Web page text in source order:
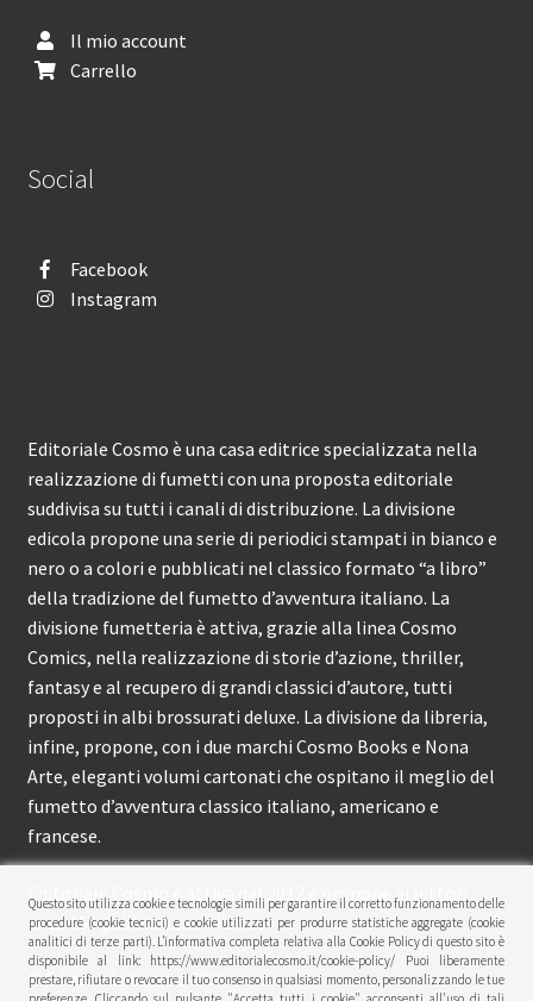
Il mio account
Carrello
Social
Facebook
Instagram
Editoriale Cosmo è una casa editrice specializzata nella
realizzazione di fumetti con una proposta editoriale
suddivisa su tutti i canali di distribuzione. La divisione
edicola propone una serie di periodici stampati in bianco e
nero o a colori e pubblicati nel classico formato “a libro”
della tradizione del fumetto d’avventura italiano. La
divisione fumetteria è attiva, grazie alla linea Cosmo
Comics, nella realizzazione di storie d’azione, thriller,
fantasy e al recupero di grandi classici d’autore, tutti
proposti in albi brossurati deluxe. La divisione da libreria,
infine, propone, con i due marchi Cosmo Books e Nona
Arte, eleganti volumi cartonati che ospitano il meglio del
fumetto d’avventura classico italiano, americano e
francese.
Editoriale Cosmo è attiva dal 2012 e propone ai lettori
circa 150 pubblicazioni l’anno.
© Editoriale Cosmo 2026
Questo sito utilizza cookie e tecnologie simili per garantire il corretto funzionamento delle
procedure (cookie tecnici) e cookie utilizzati per produrre statistiche aggregate (cookie
analitici di terze parti). L’informativa completa relativa alla Cookie Policy di questo sito è
disponibile al link: https://www.editorialecosmo.it/cookie-policy/ Puoi liberamente
prestare, rifiutare o revocare il tuo consenso in qualsiasi momento, personalizzando le tue